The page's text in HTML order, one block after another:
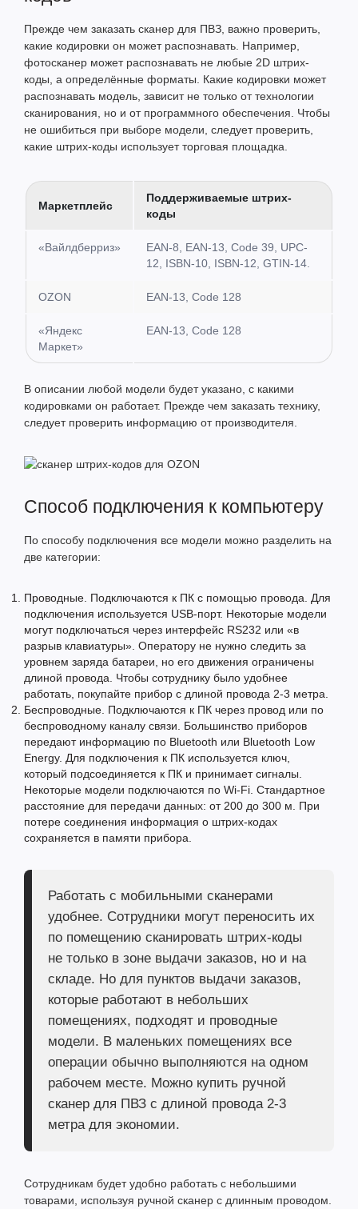
Прежде чем заказать сканер для ПВЗ, важно проверить,
какие кодировки он может распознавать. Например,
фотосканер может распознавать не любые 2D штрих-
коды, а определённые форматы. Какие кодировки может
распознавать модель, зависит не только от технологии
сканирования, но и от программного обеспечения. Чтобы
не ошибиться при выборе модели, следует проверить,
какие штрих-коды использует торговая площадка.
Маркетплейс
Поддерживаемые штрих-
коды
«Вайлдберриз»
EAN-8, EAN-13, Code 39, UPC-
12, ISBN-10, ISBN-12, GTIN-14.
OZON EAN-13, Code 128
«Яндекс
Маркет»
EAN-13, Code 128
В описании любой модели будет указано, с какими
кодировками он работает. Прежде чем заказать технику,
следует проверить информацию от производителя.
Способ подключения к компьютеру
По способу подключения все модели можно разделить на
две категории:
Проводные . Подключаются к ПК с помощью провода. Для
подключения используется USB-порт. Некоторые модели
могут подключаться через интерфейс RS232 или «в
разрыв клавиатуры». Оператору не нужно следить за
уровнем заряда батареи, но его движения ограничены
длиной провода. Чтобы сотруднику было удобнее
работать, покупайте прибор с длиной провода 2-3 метра.
Беспроводные . Подключаются к ПК через провод или по
беспроводному каналу связи. Большинство приборов
передают информацию по Bluetooth или Bluetooth Low
Energy. Для подключения к ПК используется ключ,
который подсоединяется к ПК и принимает сигналы.
Некоторые модели подключаются по Wi-Fi. Стандартное
расстояние для передачи данных: от 200 до 300 м. При
потере соединения информация о штрих-кодах
сохраняется в памяти прибора.
Работать с мобильными сканерами
удобнее. Сотрудники могут переносить их
по помещению сканировать штрих-коды
не только в зоне выдачи заказов, но и на
складе. Но для пунктов выдачи заказов,
которые работают в небольших
помещениях, подходят и проводные
модели. В маленьких помещениях все
операции обычно выполняются на одном
рабочем месте. Можно купить ручной
сканер для ПВЗ с длиной провода 2-3
метра для экономии.
Сотрудникам будет удобно работать с небольшими
товарами, используя ручной сканер с длинным проводом.